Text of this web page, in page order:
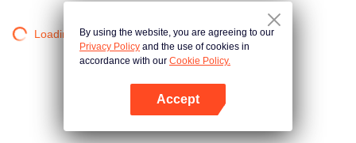
Loading…By using the website, you are agreeing to our
Privacy Policy and the use of cookies in
accordance with our Cookie Policy.
Accept